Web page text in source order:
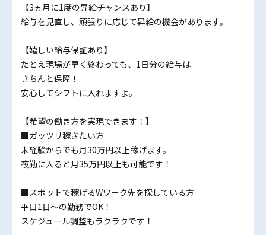
【3ヵ月に1度の昇給チャンスあり】
給与を見直し、頑張りに応じて昇給の機会があります。
【嬉しい給与保証あり】
たとえ現場が早く終わっても、1日分の給与は
きちんと保障！
安心してシフトに入れますよ。
【希望の働き方を実現できます！】
■ガッツリ稼ぎたい方
未経験からでも月30万円以上稼げます。
夜勤に入ると月35万円以上も可能です！
■スポットで稼げるWワーク先を探している方
平日1日～の勤務でOK！
スケジュール調整もラクラクです！